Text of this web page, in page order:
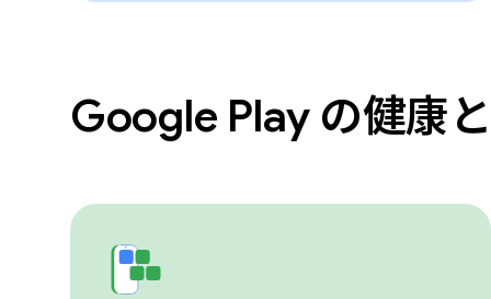
Google Play の健康